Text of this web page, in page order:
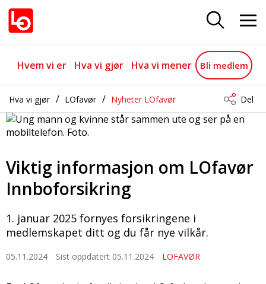
Viktig informasjon om LOfavør
Gå til hovedinnhold
Gå til navigasjon
Hvem vi er Hva vi gjør Hva vi mener Bli medlem
Hva vi gjør LOfavør Nyheter LOfavør Del
Viktig informasjon om LOfavør
Innboforsikring
1. januar 2025 fornyes forsikringene i
medlemskapet ditt og du får nye vilkår.
05.11.2024 Sist oppdatert 05.11.2024 LOFAVØR